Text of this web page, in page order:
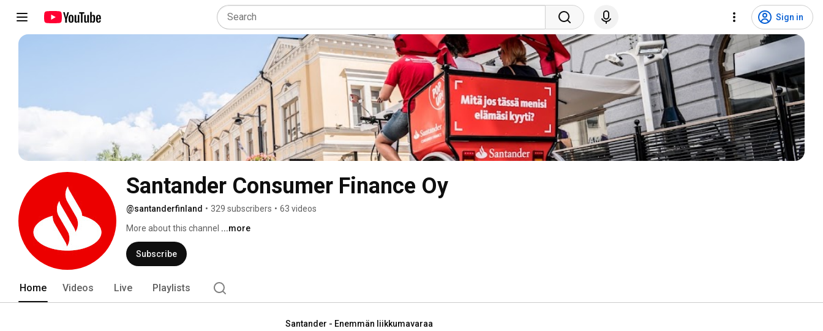
Sign in
Santander Consumer Finance Oy
@santanderfinland • 329 subscribers • 63 videos
More about this channel ...more
Subscribe
Home Videos Live Playlists
Santander - Enemmän liikkumavaraa